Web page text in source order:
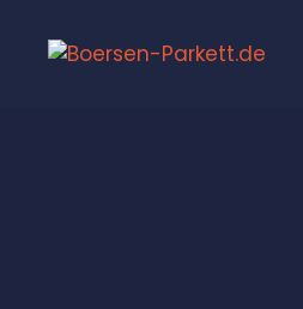
Inhalt